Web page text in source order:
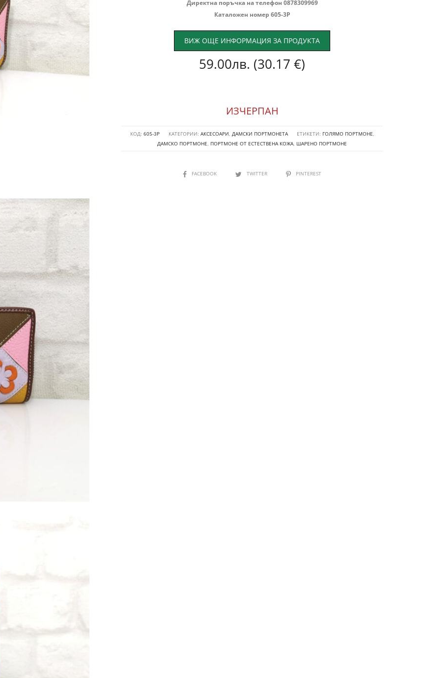
Директна поръчка на телефон 0878309969
Каталожен номер 605-3P
ВИЖ ОЩЕ ИНФОРМАЦИЯ ЗА ПРОДУКТА
59.00лв. (30.17 €)
ИЗЧЕРПАН
КОД: 605-3P КАТЕГОРИИ: АКСЕСОАРИ, ДАМСКИ ПОРТМОНЕТА ЕТИКЕТИ: ГОЛЯМО ПОРТМОНЕ,
ДАМСКО ПОРТМОНЕ, ПОРТМОНЕ ОТ ЕСТЕСТВЕНА КОЖА, ШАРЕНО ПОРТМОНЕ
SHAREFACEBOOK TWITTER PINTEREST